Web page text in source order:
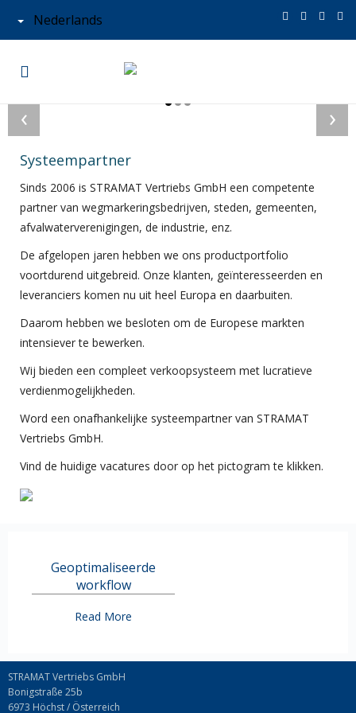
Nederlands
›
‹
Systeempartner
Sinds 2006 is STRAMAT Vertriebs GmbH een competente
partner van wegmarkeringsbedrijven, steden, gemeenten,
afvalwaterverenigingen, de industrie, enz.
De afgelopen jaren hebben we ons productportfolio
voortdurend uitgebreid. Onze klanten, geïnteresseerden en
leveranciers komen nu uit heel Europa en daarbuiten.
Daarom hebben we besloten om de Europese markten
intensiever te bewerken.
Wij bieden een compleet verkoopsysteem met lucratieve
verdienmogelijkheden.
Word een onafhankelijke systeempartner van STRAMAT
Vertriebs GmbH.
Vind de huidige vacatures door op het pictogram te klikken.
Geoptimaliseerde
workflow
Read More
STRAMAT Vertriebs GmbH
Bonigstraße 25b
6973 Höchst / Österreich